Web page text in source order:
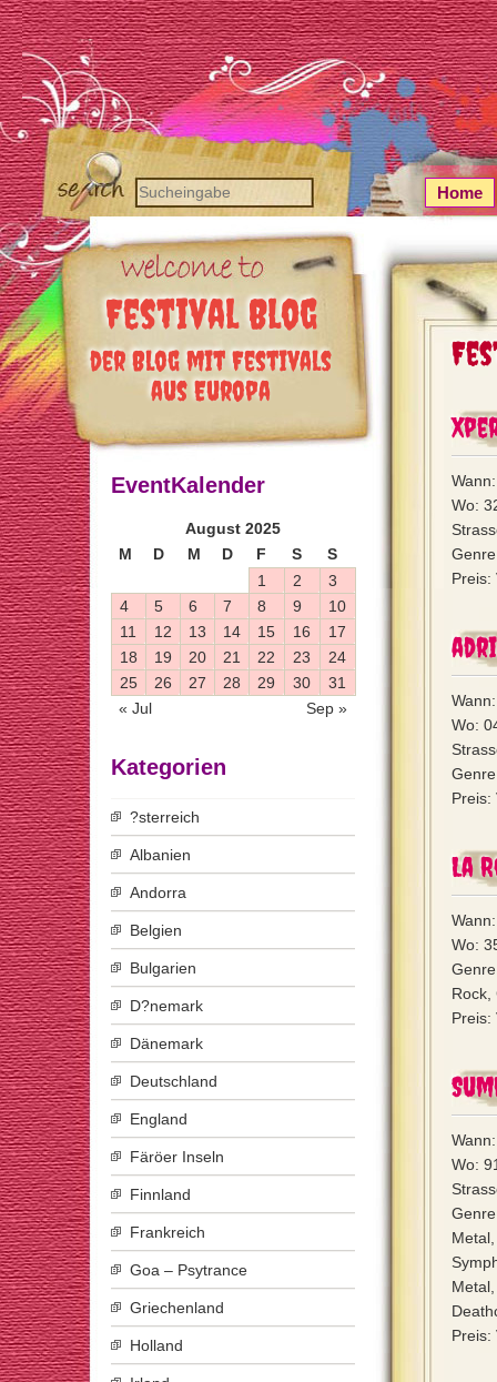
Festival Blog
der Blog mit Festivals
aus Europa
Home
Wo:
Preis:
Wo:
Preis:
La
Wo:
Rock,
Preis:
Wo:
Preis:
EventKalender
August 2025
M
D M D F S S
« Jul Sep »
1 2
3
4
5 6 7 8 9
10
11
12 13 14 15 16
17
18
19 20 21 22 23
24
25
26 27 28 29 30 31
Kategorien
?sterreich
Albanien
Andorra
Belgien
Bulgarien
D?nemark
Dänemark
Deutschland
England
Färöer Inseln
Finnland
Frankreich
Goa – Psytrance
Griechenland
Holland